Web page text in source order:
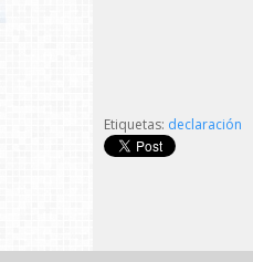
Etiquetas: declaración